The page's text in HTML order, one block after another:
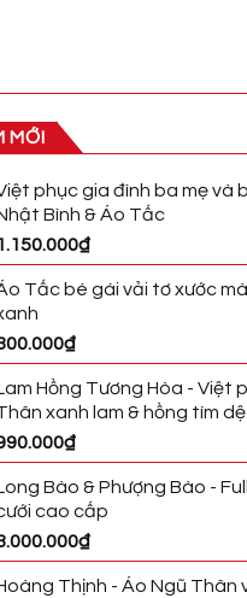
MỚI
phục gia đình ba mẹ và
Bình & Áo Tấc
₫
Tấc bé gái vải tơ xước
₫
Hồng Tương Hòa - Việt
xanh lam & hồng tím
₫
Bào & Phượng Bào -
cao cấp
₫
Thịnh - Áo Ngũ Thân